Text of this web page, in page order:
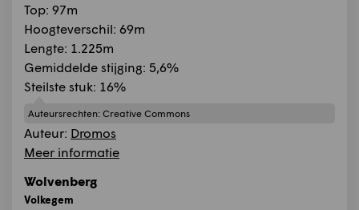
Top: 97m
Hoogteverschil: 69m
Lengte: 1.225m
Gemiddelde stijging: 5,6%
Steilste stuk: 16%
Auteursrechten: Creative Commons
Auteur: Dromos
Meer informatie
Wolvenberg
Volkegem